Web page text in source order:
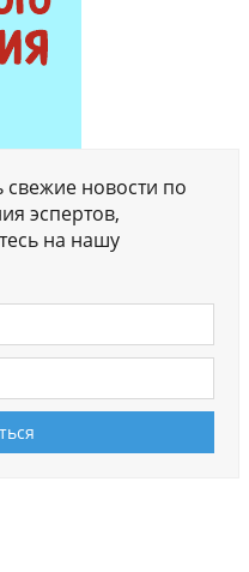
свежие новости по
эспертов,
на нашу